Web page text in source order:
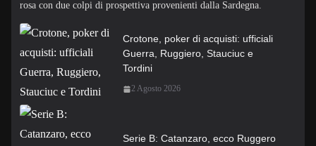
rosa con due colpi di prospettiva provenienti dalla Sardegna.
Crotone, poker di acquisti: ufficiali
Guerra, Ruggiero, Stauciuc e
Tordini
2 Agosto 2026
Serie B: Catanzaro, ecco Ruggero